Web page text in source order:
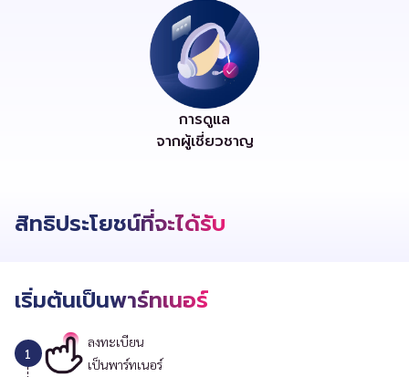
การดูแล
จากผู้เชี่ยวชาญ
สิทธิประโยชน์ที่จะได้รับ
เริ่มต้นเป็นพาร์ทเนอร์
1
ลงทะเบียน
เป็นพาร์ทเนอร์